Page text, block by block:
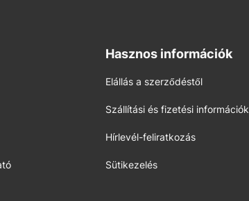
Hasznos információk
Elállás a szerződéstől
Szállítási és fizetési információk
Hírlevél-feliratkozás
Sütikezelés